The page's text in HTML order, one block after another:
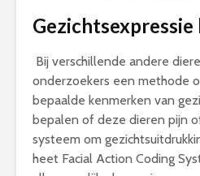
Gezichtsexpressie
Bij verschillende andere
onderzoekers een methode
bepaalde kenmerken van
bepalen of deze dieren pijn
systeem om
heet Facial Action Coding